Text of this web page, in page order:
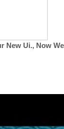
We are 100k